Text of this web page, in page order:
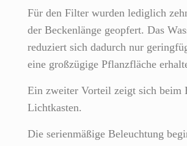
Für den Filter wurden lediglich
der Beckenlänge geopfert. Das
reduziert sich dadurch nur
eine großzügige Pflanzfläche
Ein zweiter Vorteil zeigt sich beim
Lichtkasten.
Die serienmäßige Beleuchtung